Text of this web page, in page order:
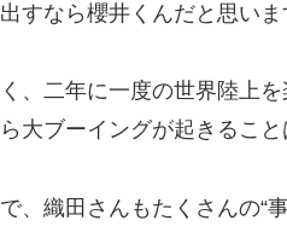
すなら櫻井くんだと思い
、二年に一度の世界陸上
大ブーイングが起きること
、織田さんもたくさんの“